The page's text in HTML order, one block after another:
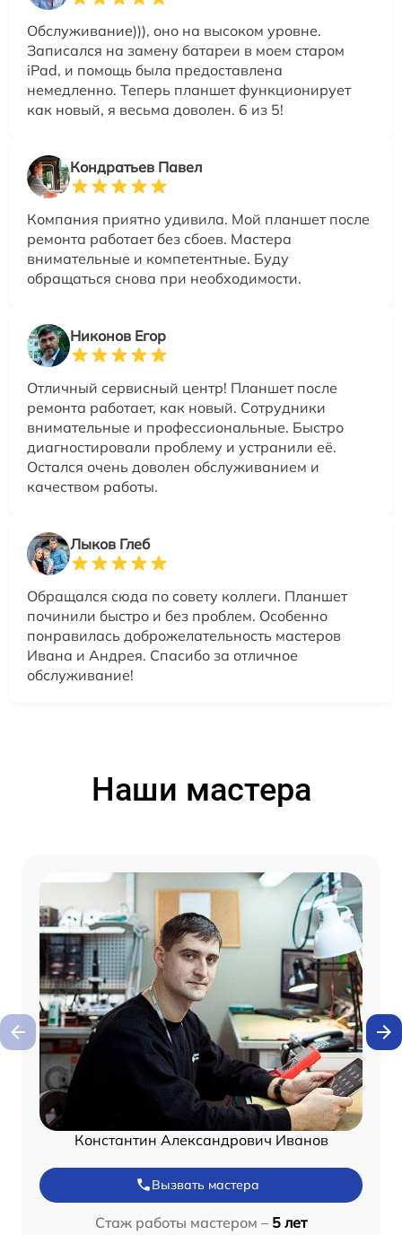
Обслуживание))), оно на высоком уровне.
Записался на замену батареи в моем старом
iPad, и помощь была предоставлена
немедленно. Теперь планшет функционирует
как новый, я весьма доволен. 6 из 5!
Кондратьев Павел
Компания приятно удивила. Мой планшет после
ремонта работает без сбоев. Мастера
внимательные и компетентные. Буду
обращаться снова при необходимости.
Никонов Егор
Отличный сервисный центр! Планшет после
ремонта работает, как новый. Сотрудники
внимательные и профессиональные. Быстро
диагностировали проблему и устранили её.
Остался очень доволен обслуживанием и
качеством работы.
Лыков Глеб
Обращался сюда по совету коллеги. Планшет
починили быстро и без проблем. Особенно
понравилась доброжелательность мастеров
Ивана и Андрея. Спасибо за отличное
обслуживание!
Наши мастера
Константин Александрович Иванов
Вызвать мастера
Стаж работы мастером – 5 лет